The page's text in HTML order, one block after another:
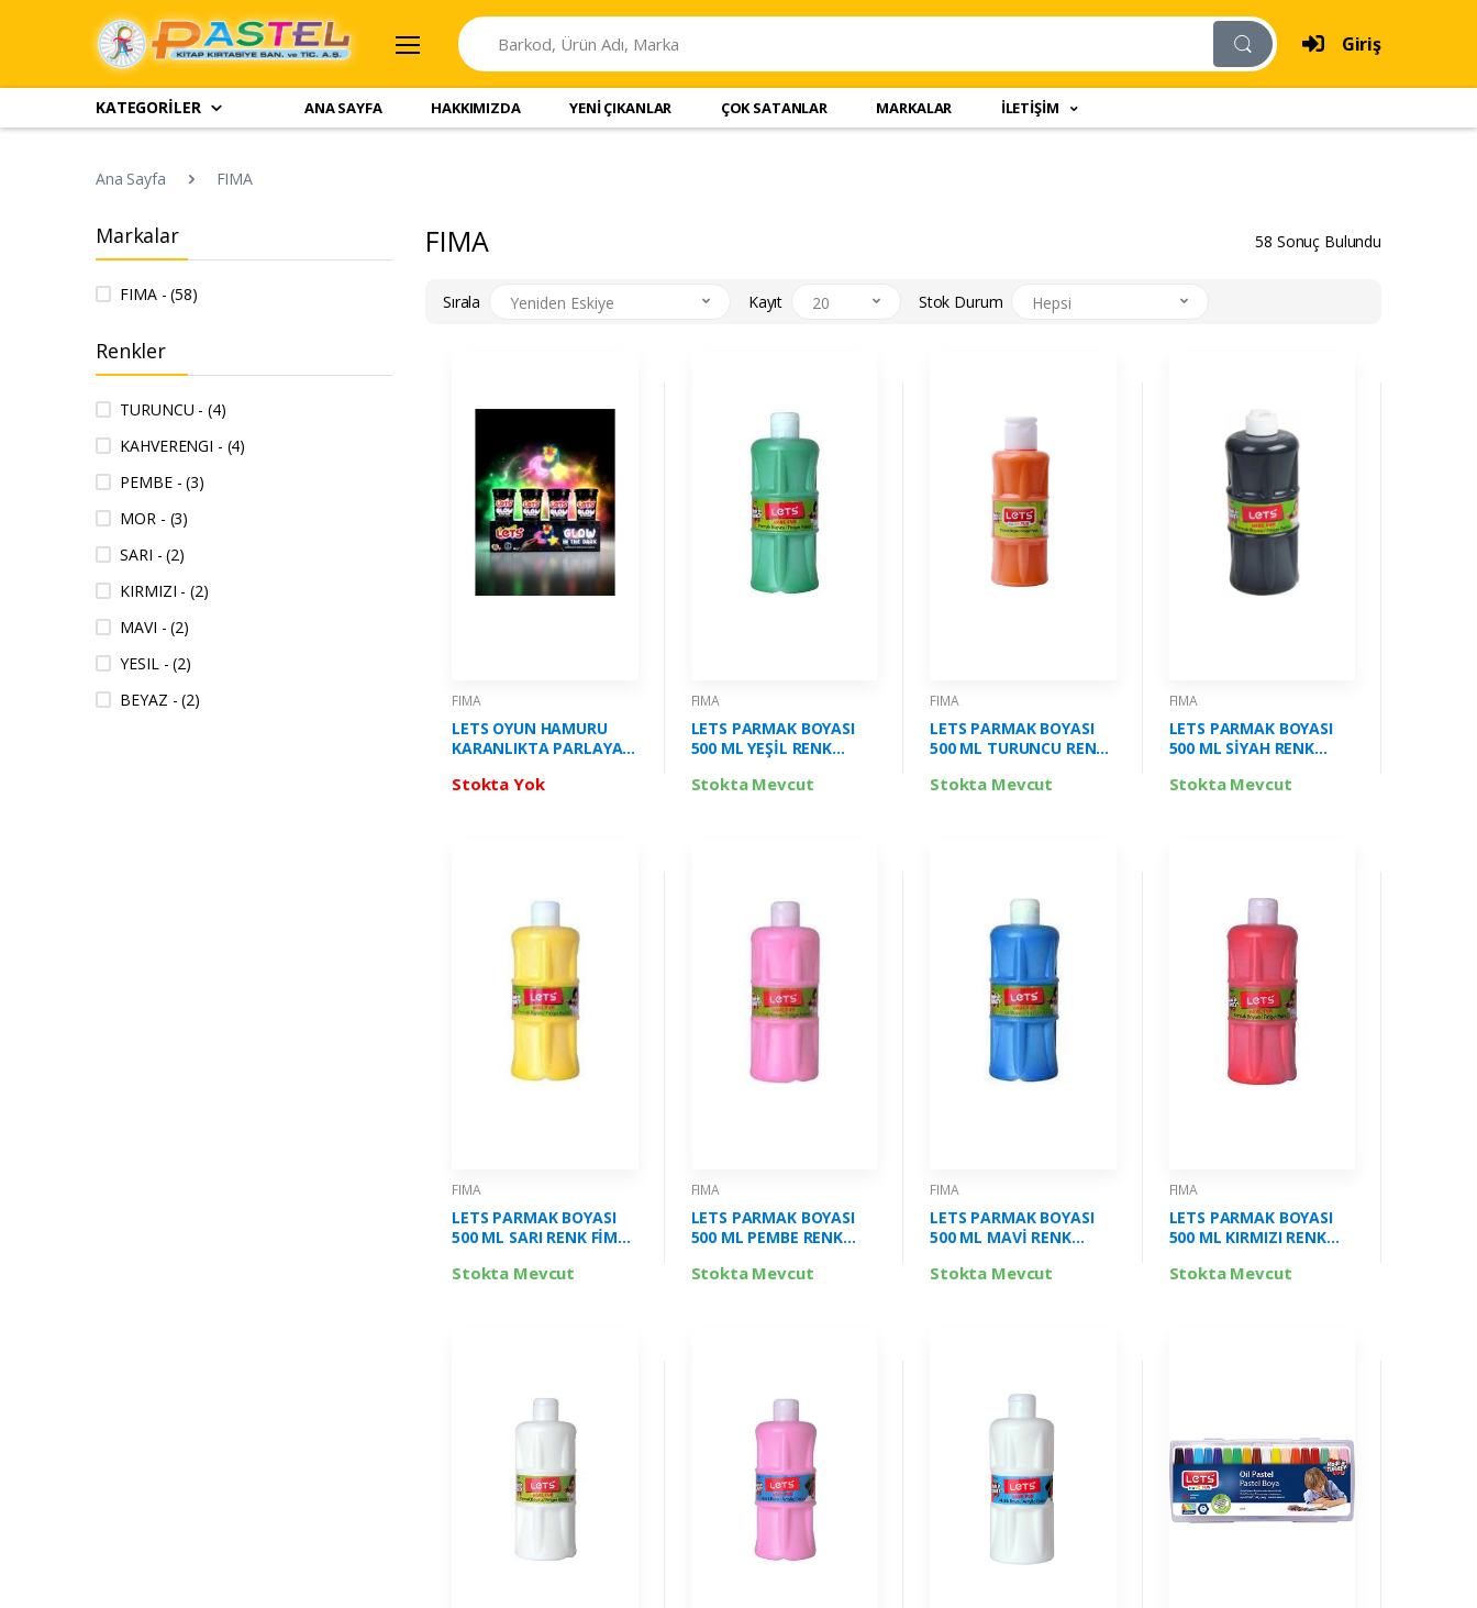
Giriş
KATEGORİLER ANA SAYFA HAKKIMIZDA YENİ ÇIKANLAR ÇOK SATANLAR MARKALAR İLETİŞİM
Ana Sayfa FIMA
Markalar
FIMA - (58)
Renkler
TURUNCU - (4)
KAHVERENGI - (4)
PEMBE - (3)
MOR - (3)
SARI - (2)
KIRMIZI - (2)
MAVI - (2)
YESIL - (2)
BEYAZ - (2)
FIMA 58 Sonuç Bulundu
Sırala Yeniden Eskiye Kayıt 20 Stok Durum Hepsi
FIMA
LETS OYUN HAMURU
KARANLIKTA PARLAYAN
L01001
Stokta Yok
FIMA
LETS PARMAK BOYASI
500 ML YEŞİL RENK
Stokta Mevcut
FIMA
LETS PARMAK BOYASI
500 ML TURUNCU RENK
Stokta Mevcut
FIMA
LETS PARMAK BOYASI
500 ML SİYAH RENK
Stokta Mevcut
FIMA
LETS PARMAK BOYASI
500 ML SARI RENK FİMA-
Stokta Mevcut
FIMA
LETS PARMAK BOYASI
500 ML PEMBE RENK
Stokta Mevcut
FIMA
LETS PARMAK BOYASI
500 ML MAVİ RENK
Stokta Mevcut
FIMA
LETS PARMAK BOYASI
500 ML KIRMIZI RENK
Stokta Mevcut